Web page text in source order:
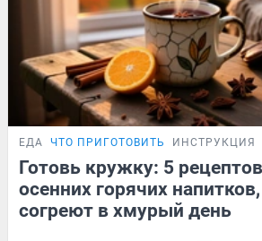
ЕДА ЧТО ПРИГОТОВИТЬ ИНСТРУКЦИЯ
Готовь кружку: 5
осенних горячих
согреют в хмурый день